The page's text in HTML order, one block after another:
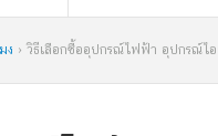
ง › วิธีเลือกซื้ออุปกรณ์ไฟฟ้า อุปกรณ์ไ